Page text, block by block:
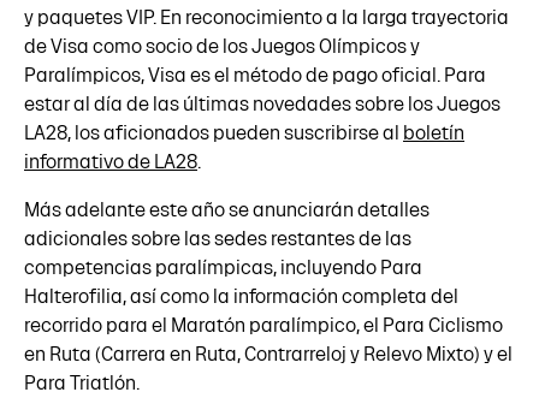
y paquetes VIP. En reconocimiento a la larga trayectoria
de Visa como socio de los Juegos Olímpicos y
Paralímpicos, Visa es el método de pago oficial. Para
estar al día de las últimas novedades sobre los Juegos
LA28, los aficionados pueden suscribirse al boletín
informativo de LA28.
Más adelante este año se anunciarán detalles
adicionales sobre las sedes restantes de las
competencias paralímpicas, incluyendo Para
Halterofilia, así como la información completa del
recorrido para el Maratón paralímpico, el Para Ciclismo
en Ruta (Carrera en Ruta, Contrarreloj y Relevo Mixto) y el
Para Triatlón.